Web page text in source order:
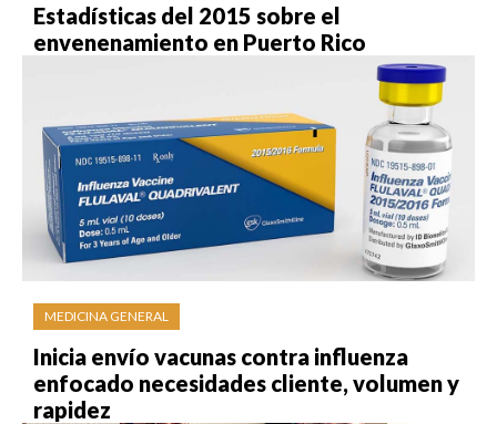
Estadísticas del 2015 sobre el
envenenamiento en Puerto Rico
MEDICINA GENERAL
Inicia envío vacunas contra influenza
enfocado necesidades cliente, volumen y
rapidez